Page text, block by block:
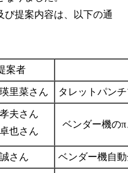
提案内容は、以下の通
案者
里菜さん タレットパン
夫さん
也さん
ベンダー機のπ
さん ベンダー機自